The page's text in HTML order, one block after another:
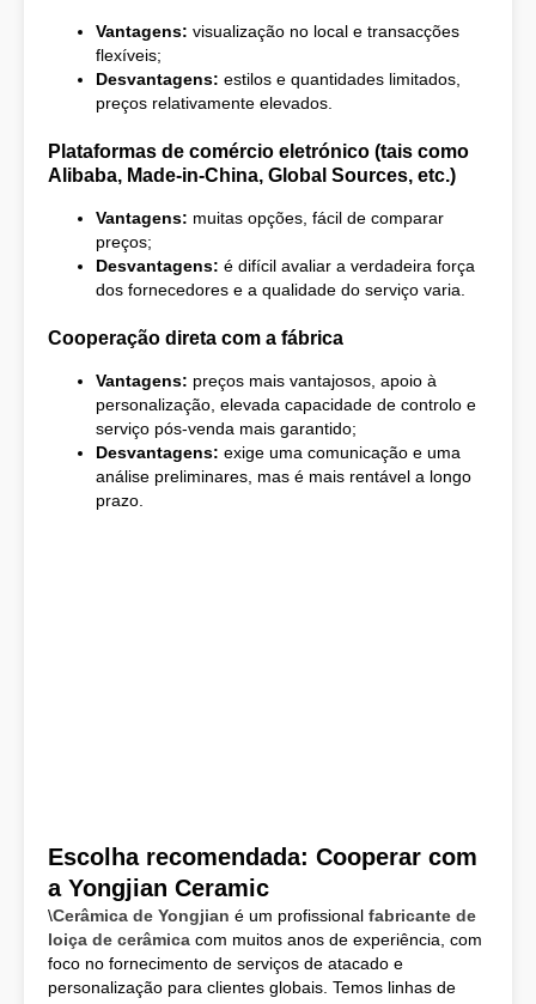
Vantagens: visualização no local e transacções
flexíveis;
Desvantagens: estilos e quantidades limitados,
preços relativamente elevados.
Plataformas de comércio eletrónico (tais como
Alibaba, Made-in-China, Global Sources, etc.)
Vantagens: muitas opções, fácil de comparar
preços;
Desvantagens: é difícil avaliar a verdadeira força
dos fornecedores e a qualidade do serviço varia.
Cooperação direta com a fábrica
Vantagens: preços mais vantajosos, apoio à
personalização, elevada capacidade de controlo e
serviço pós-venda mais garantido;
Desvantagens: exige uma comunicação e uma
análise preliminares, mas é mais rentável a longo
prazo.
Escolha recomendada: Cooperar com
a Yongjian Ceramic
\Cerâmica de Yongjian é um profissional fabricante de
loiça de cerâmica com muitos anos de experiência, com
foco no fornecimento de serviços de atacado e
personalização para clientes globais. Temos linhas de